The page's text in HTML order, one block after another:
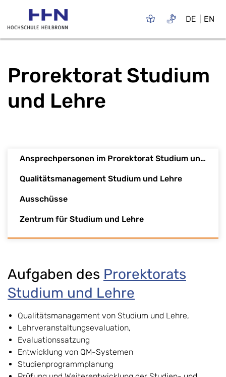
DE EN
Prorektorat Studium
und Lehre
Ansprechpersonen im Prorektorat Studium und Lehre
Qualitätsmanagement Studium und Lehre
Ausschüsse
Zentrum für Studium und Lehre
Aufgaben des Prorektorats
Studium und Lehre
Qualitätsmanagement von Studium und Lehre,
Lehrveranstaltungsevaluation,
Evaluationssatzung
Entwicklung von QM-Systemen
Studienprogrammplanung